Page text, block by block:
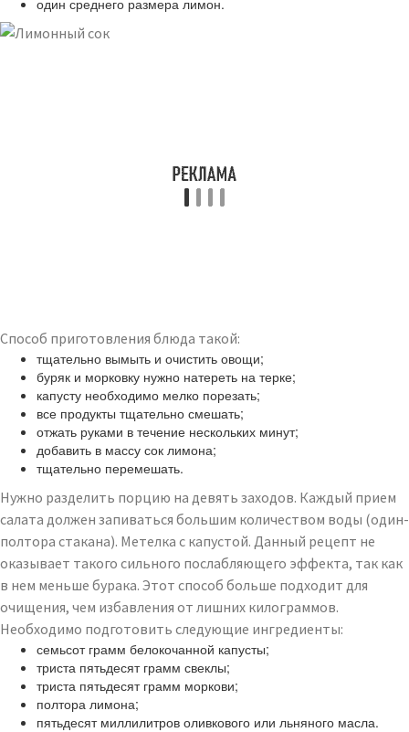
один среднего размера лимон.
Способ приготовления блюда такой:
тщательно вымыть и очистить овощи;
буряк и морковку нужно натереть на терке;
капусту необходимо мелко порезать;
все продукты тщательно смешать;
отжать руками в течение нескольких минут;
добавить в массу сок лимона;
тщательно перемешать.
Нужно разделить порцию на девять заходов. Каждый прием
салата должен запиваться большим количеством воды (один-
полтора стакана). Метелка с капустой. Данный рецепт не
оказывает такого сильного послабляющего эффекта, так как
в нем меньше бурака. Этот способ больше подходит для
очищения, чем избавления от лишних килограммов.
Необходимо подготовить следующие ингредиенты:
семьсот грамм белокочанной капусты;
триста пятьдесят грамм свеклы;
триста пятьдесят грамм моркови;
полтора лимона;
пятьдесят миллилитров оливкового или льняного масла.